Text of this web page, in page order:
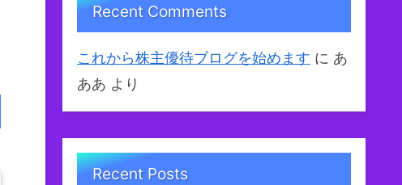
Recent Comments
これから株主優待ブログを始めます に あ
ああ より
Recent Posts